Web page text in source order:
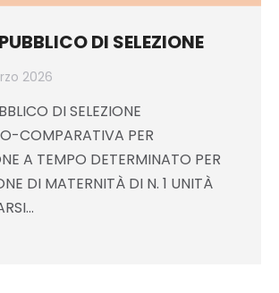
DI SELEZIONE
2026
DI SELEZIONE
COMPARATIVA PER
A TEMPO DETERMINATO PER
DI MATERNITÀ DI N. 1 UNITÀ